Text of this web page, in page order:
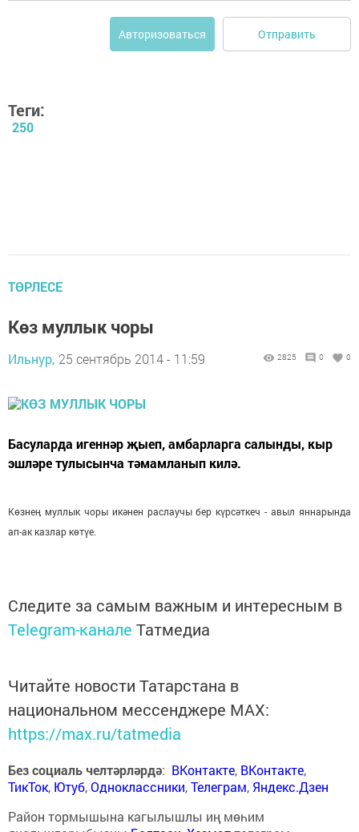
Авторизоваться Отправить
Теги:
250
ТӨРЛЕСЕ
Көз муллык чоры
Ильнур, 25 сентябрь 2014 - 11:59 2825 0 0
Басуларда игеннәр җыеп, амбарларга салынды, кыр
эшләре тулысынча тәмамланып килә.
Көзнеӊ муллык чоры икәнен раслаучы бер күрсәткеч - авыл яннарында
ап-ак казлар көтүе.
Следите за самым важным и интересным в
Telegram-канале Татмедиа
Читайте новости Татарстана в
национальном мессенджере MАХ:
https://max.ru/tatmedia
Без социаль челтәрләрдә: ВКонтакте, ВКонтакте,
ТикТок, Ютуб,Одноклассники,Телеграм, Яндекс.Дзен
Район тормышына кагылышлы иң мөһим